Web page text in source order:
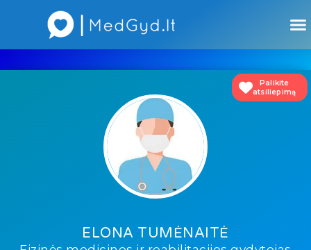
Palikite
atsiliepimą
ELONA TUMĖNAITĖ